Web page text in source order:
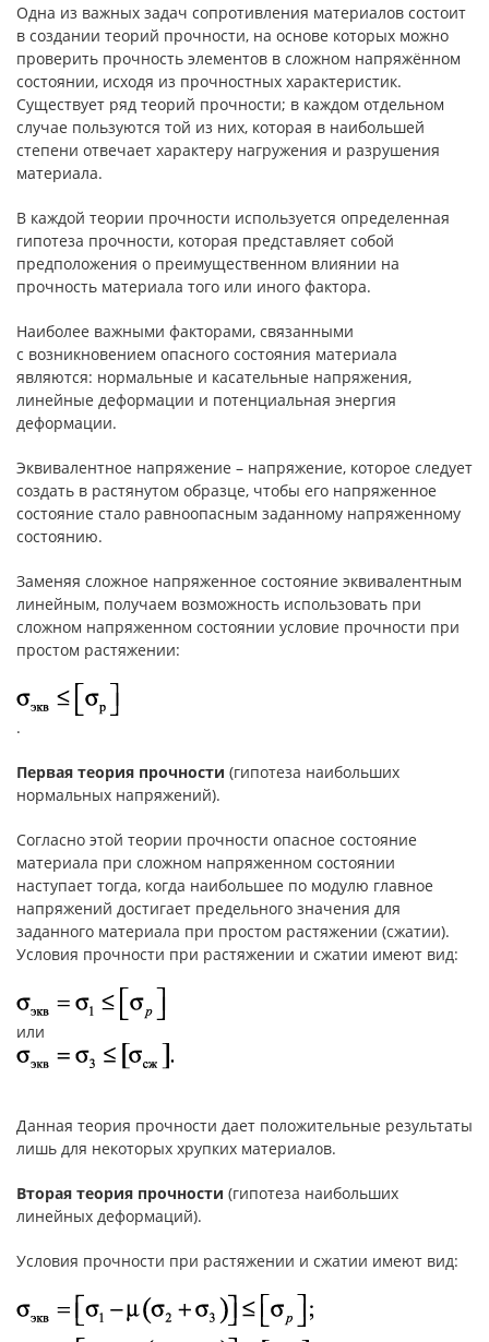
Одна из важных задач сопротивления материалов состоит
в создании теорий прочности, на основе которых можно
проверить прочность элементов в сложном напряжённом
состоянии, исходя из прочностных характеристик.
Существует ряд теорий прочности; в каждом отдельном
случае пользуются той из них, которая в наибольшей
степени отвечает характеру нагружения и разрушения
материала.
В каждой теории прочности используется определенная
гипотеза прочности, которая представляет собой
предположения о преимущественном влиянии на
прочность материала того или иного фактора.
Наиболее важными факторами, связанными
с возникновением опасного состояния материала
являются: нормальные и касательные напряжения,
линейные деформации и потенциальная энергия
деформации.
Эквивалентное напряжение – напряжение, которое следует
создать в растянутом образце, чтобы его напряженное
состояние стало равноопасным заданному напряженному
состоянию.
Заменяя сложное напряженное состояние эквивалентным
линейным, получаем возможность использовать при
сложном напряженном состоянии условие прочности при
простом растяжении:
.
Первая теория прочности (гипотеза наибольших
нормальных напряжений).
Согласно этой теории прочности опасное состояние
материала при сложном напряженном состоянии
наступает тогда, когда наибольшее по модулю главное
напряжений достигает предельного значения для
заданного материала при простом растяжении (сжатии).
Условия прочности при растяжении и сжатии имеют вид:
или
Данная теория прочности дает положительные результаты
лишь для некоторых хрупких материалов.
Вторая теория прочности (гипотеза наибольших
линейных деформаций).
Условия прочности при растяжении и сжатии имеют вид: